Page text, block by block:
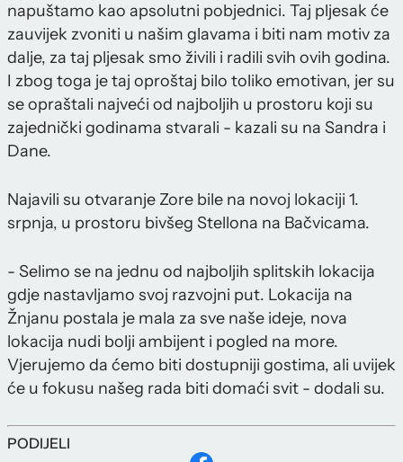
napuštamo kao apsolutni pobjednici. Taj pljesak će
zauvijek zvoniti u našim glavama i biti nam motiv za
dalje, za taj pljesak smo živili i radili svih ovih godina.
I zbog toga je taj oproštaj bilo toliko emotivan, jer su
se opraštali najveći od najboljih u prostoru koji su
zajednički godinama stvarali - kazali su na Sandra i
Dane.
Najavili su otvaranje Zore bile na novoj lokaciji 1.
srpnja, u prostoru bivšeg Stellona na Bačvicama.
- Selimo se na jednu od najboljih splitskih lokacija
gdje nastavljamo svoj razvojni put. Lokacija na
Žnjanu postala je mala za sve naše ideje, nova
lokacija nudi bolji ambijent i pogled na more.
Vjerujemo da ćemo biti dostupniji gostima, ali uvijek
će u fokusu našeg rada biti domaći svit - dodali su.
PODIJELI